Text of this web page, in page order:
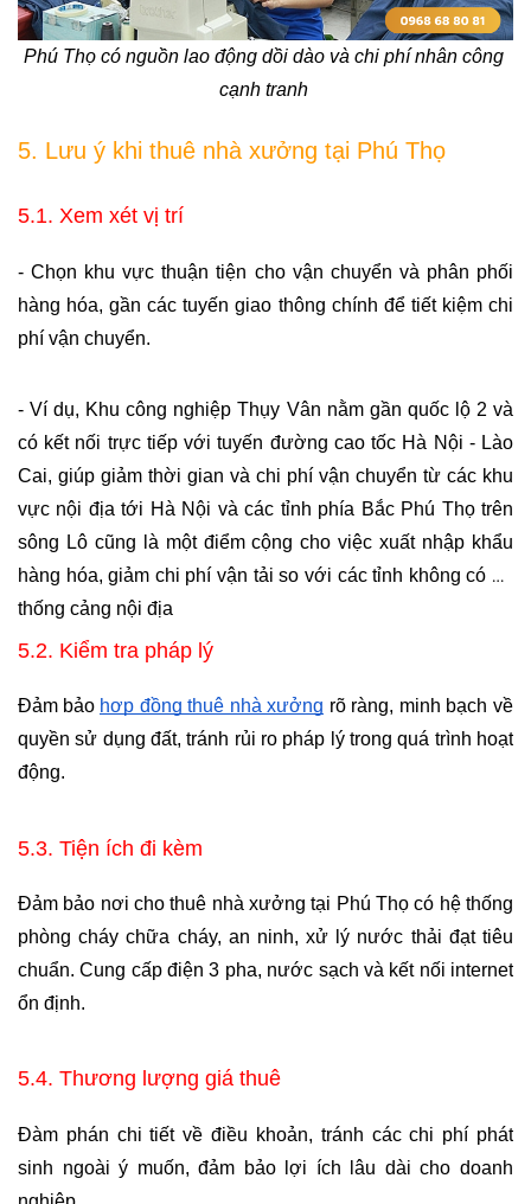
Phú Thọ có nguồn lao động dồi dào và chi phí nhân công
cạnh tranh
5. Lưu ý khi thuê nhà xưởng tại Phú Thọ
5.1. Xem xét vị trí
- Chọn khu vực thuận tiện cho vận chuyển và phân phối
hàng hóa, gần các tuyến giao thông chính để tiết kiệm chi
phí vận chuyển.
- Ví dụ, Khu công nghiệp Thụy Vân nằm gần quốc lộ 2 và
có kết nối trực tiếp với tuyến đường cao tốc Hà Nội - Lào
Cai, giúp giảm thời gian và chi phí vận chuyển từ các khu
vực nội địa tới Hà Nội và các tỉnh phía Bắc Phú Thọ trên
sông Lô cũng là một điểm cộng cho việc xuất nhập khẩu
hàng hóa, giảm chi phí vận tải so với các tỉnh không có hệ
thống cảng nội địa
5.2. Kiểm tra pháp lý
Đảm bảo hợp đồng thuê nhà xưởng rõ ràng, minh bạch về
quyền sử dụng đất, tránh rủi ro pháp lý trong quá trình hoạt
động.
5.3. Tiện ích đi kèm
Đảm bảo nơi cho thuê nhà xưởng tại Phú Thọ có hệ thống
phòng cháy chữa cháy, an ninh, xử lý nước thải đạt tiêu
chuẩn. Cung cấp điện 3 pha, nước sạch và kết nối internet
ổn định.
5.4. Thương lượng giá thuê
Đàm phán chi tiết về điều khoản, tránh các chi phí phát
sinh ngoài ý muốn, đảm bảo lợi ích lâu dài cho doanh